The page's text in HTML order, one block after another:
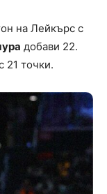
на Лейкърс с
добави 22.
21 точки.